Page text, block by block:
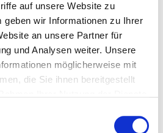
auf unsere Website zu
geben wir Informationen zu Ihrer
an unsere Partner für
und Analysen weiter. Unsere
möglicherweise mit
die Sie ihnen bereitgestellt